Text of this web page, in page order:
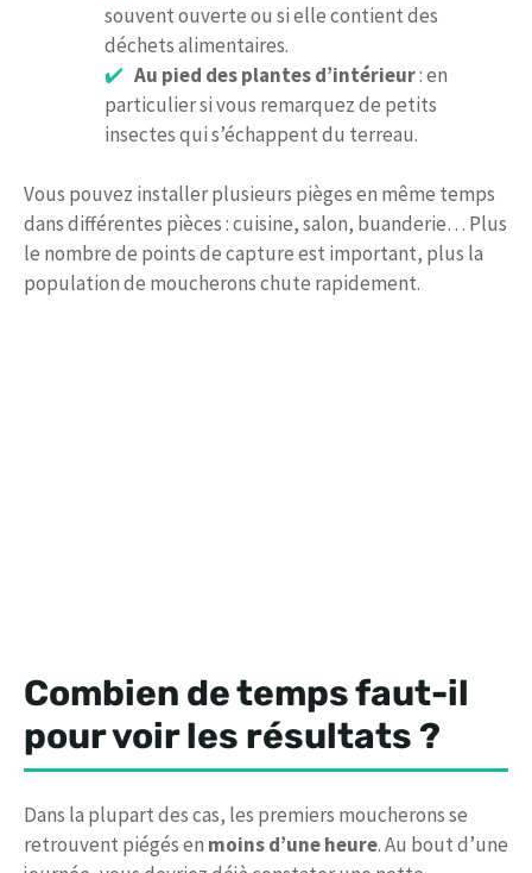
souvent ouverte ou si elle contient des
déchets alimentaires.
Au pied des plantes d’intérieur: en
particulier si vous remarquez de petits
insectes qui s’échappent du terreau.
Vous pouvez installer plusieurs pièges en même temps
dans différentes pièces : cuisine, salon, buanderie… Plus
le nombre de points de capture est important, plus la
population de moucherons chute rapidement.
Combien de temps faut-il
pour voir les résultats ?
Dans la plupart des cas, les premiers moucherons se
retrouvent piégés en moins d’une heure. Au bout d’une